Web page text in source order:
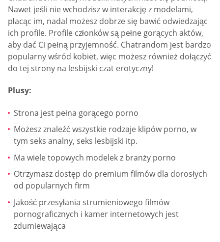
Nawet jeśli nie wchodzisz w interakcję z modelami,
płacąc im, nadal możesz dobrze się bawić odwiedzając
ich profile. Profile członków są pełne gorących aktów,
aby dać Ci pełną przyjemność. Chatrandom jest bardzo
popularny wśród kobiet, więc możesz również dołączyć
do tej strony na lesbijski czat erotyczny!
Plusy:
Strona jest pełna gorącego porno
Możesz znaleźć wszystkie rodzaje klipów porno, w
tym seks analny, seks lesbijski itp.
Ma wiele topowych modelek z branży porno
Otrzymasz dostęp do premium filmów dla dorosłych
od popularnych firm
Jakość przesyłania strumieniowego filmów
pornograficznych i kamer internetowych jest
zdumiewająca